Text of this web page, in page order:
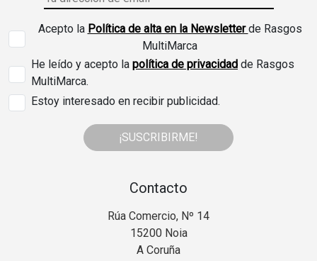
Acepto la Política de alta en la Newsletterde Rasgos
MultiMarca
He leído y acepto la política de privacidad de Rasgos
MultiMarca.
Estoy interesado en recibir publicidad.
¡SUSCRIBIRME!
Contacto
Rúa Comercio, Nº 14
15200 Noia
A Coruña